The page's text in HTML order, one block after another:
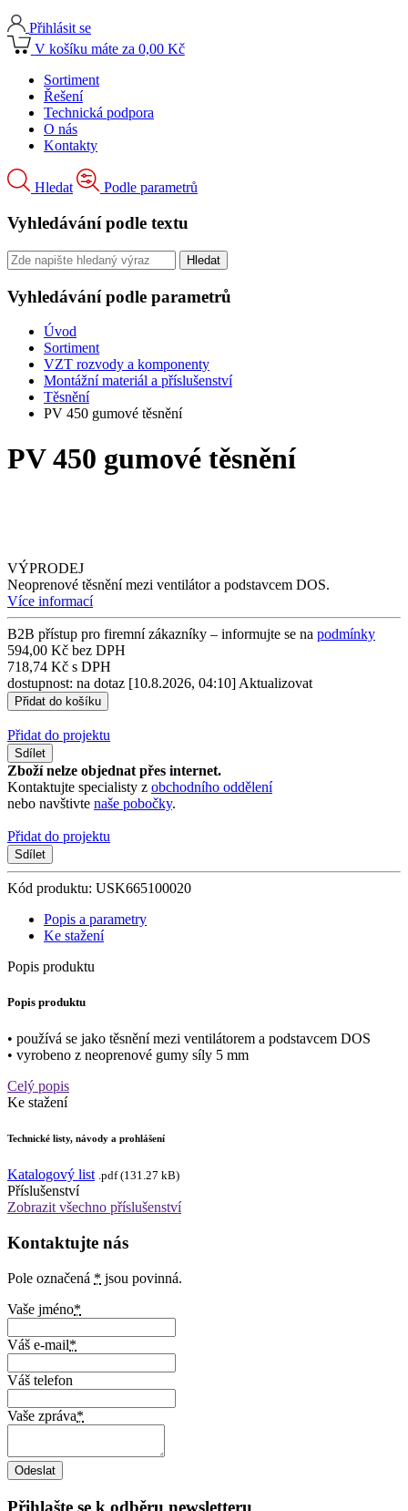
Přihlásit se
V košíku máte za 0,00 Kč
Sortiment
Řešení
Technická podpora
O nás
Kontakty
Hledat Podle parametrů
Vyhledávání podle textu
Vyhledávání podle parametrů
Úvod
Sortiment
VZT rozvody a komponenty
Montážní materiál a příslušenství
Těsnění
PV 450 gumové těsnění
PV 450 gumové těsnění
VÝPRODEJ
Neoprenové těsnění mezi ventilátor a podstavcem DOS.
Více informací
B2B přístup pro firemní zákazníky – informujte se na podmínky
594,00 Kč bez DPH
718,74 Kč s DPH
dostupnost: na dotaz [10.8.2026, 04:10] Aktualizovat
Přidat do projektu
Sdílet
Zboží nelze objednat přes internet.
Kontaktujte specialisty z obchodního oddělení
nebo navštivte naše pobočky.
Přidat do projektu
Sdílet
Kód produktu: USK665100020
Popis a parametry
Ke stažení
Popis produktu
Popis produktu
• používá se jako těsnění mezi ventilátorem a podstavcem DOS
• vyrobeno z neoprenové gumy síly 5 mm
Celý popis
Ke stažení
Technické listy, návody a prohlášení
Katalogový list .pdf (131.27 kB)
Příslušenství
Zobrazit všechno příslušenství
Kontaktujte nás
Pole označená * jsou povinná.
Vaše jméno*
Váš e-mail*
Váš telefon
Vaše zpráva*
Přihlašte se k odběru newsletteru